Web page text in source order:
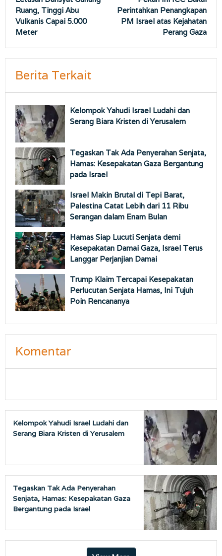
Ruang, Tinggi Abu
Vulkanis Capai 5.000
Meter
Perintahkan Penangkapan
PM Israel atas Kejahatan
Perang Gaza
Berita Terkait
Kelompok Yahudi Israel Ludahi dan
Serang Biara Kristen di Yerusalem
Tegaskan Tak Ada Penyerahan Senjata,
Hamas: Kesepakatan Gaza Bergantung
pada Israel
Israel Makin Brutal di Tepi Barat,
Palestina Catat Lebih dari 11 Ribu
Serangan dalam Enam Bulan
Hamas Siap Lucuti Senjata demi
Kesepakatan Damai Gaza, Israel Terus
Langgar Perjanjian Damai
Trump Klaim Tercapai Kesepakatan
Perlucutan Senjata Hamas, Ini Tujuh
Poin Rencananya
Komentar
Kelompok Yahudi Israel Ludahi dan
Serang Biara Kristen di Yerusalem
Tegaskan Tak Ada Penyerahan
Senjata, Hamas: Kesepakatan Gaza
Bergantung pada Israel